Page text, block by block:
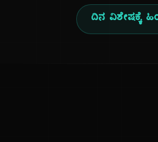
ದಿನ ವಿಶೇಷಕ್ಕೆ